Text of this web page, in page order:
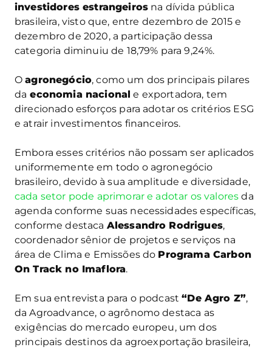
investidores estrangeiros na dívida pública
brasileira, visto que, entre dezembro de 2015 e
dezembro de 2020, a participação dessa
categoria diminuiu de 18,79% para 9,24%.
Oagronegócio, como um dos principais pilares
da economia nacional e exportadora, tem
direcionado esforços para adotar os critérios ESG
e atrair investimentos financeiros.
Embora esses critérios não possam ser aplicados
uniformemente em todo o agronegócio
brasileiro, devido à sua amplitude e diversidade,
cada setor pode aprimorar e adotar os valores da
agenda conforme suas necessidades específicas,
conforme destaca Alessandro Rodrigues,
coordenador sênior de projetos e serviços na
área de Clima e Emissões do Programa Carbon
On Track no Imaflora.
Em sua entrevista para o podcast“De Agro Z”,
da Agroadvance, o agrônomo destaca as
exigências do mercado europeu, um dos
principais destinos da agroexportação brasileira,